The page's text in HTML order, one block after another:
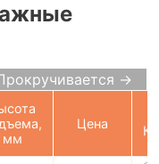
→
мм
Цена